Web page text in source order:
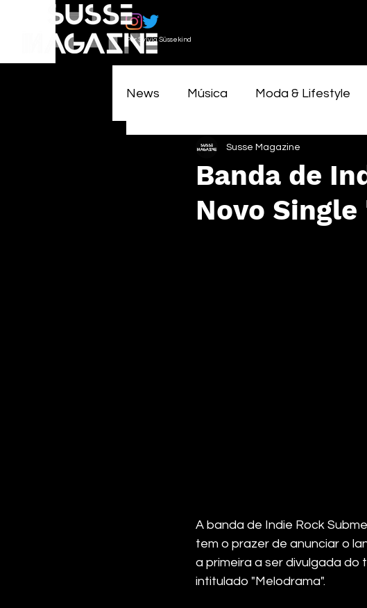
Por Sylvia Süssekind
News Música Moda & Lifestyle
Banda de
Novo
Susse Magazine
A banda de Indie Rock
tem o prazer de anunciar o
a primeira a ser divulgada
intitulado "Melodrama".